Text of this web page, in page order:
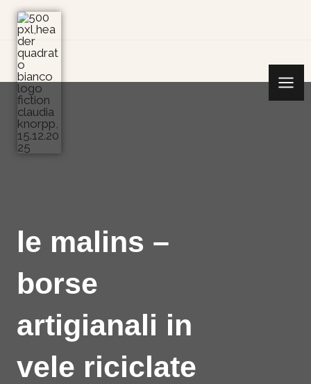
contenuto
le malins –
borse
artigianali in
vele riciclate